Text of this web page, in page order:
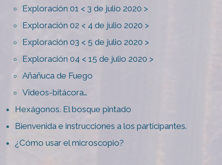
Exploración 01 < 3 de julio 2020 >
Exploración 02 < 4 de julio 2020 >
Exploración 03 < 5 de julio 2020 >
Exploración 04 < 15 de julio 2020 >
Añañuca de Fuego
Videos-bitácora…
Hexágonos. El bosque pintado
Bienvenida e instrucciones a los participantes.
¿Cómo usar el microscopio?